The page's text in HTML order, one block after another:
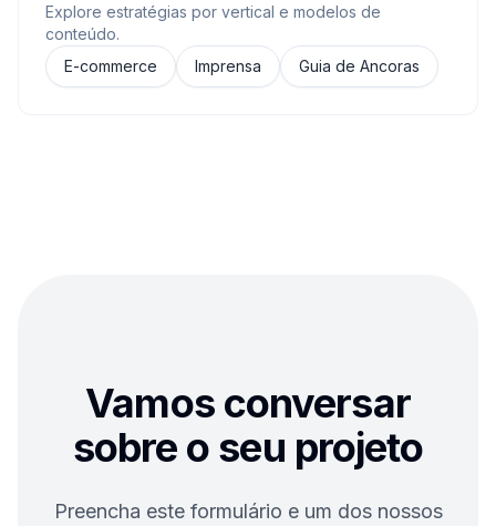
Explore estratégias por vertical e modelos de
conteúdo.
E-commerce
Imprensa Guia de Ancoras
Vamos conversar
sobre o seu projeto
Preencha este formulário e um dos nossos